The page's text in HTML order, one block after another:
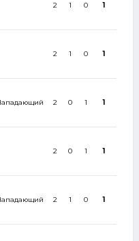
2 1 0 1
2 1 0 1
2 0 1 1
2 0 1 1
2 1 0 1